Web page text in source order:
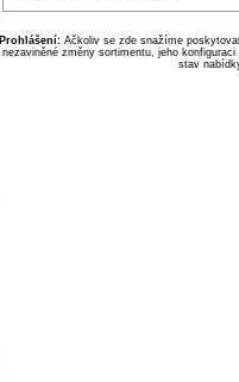
Prohlášení:Ačkoliv se zde snažíme
nezaviněné změny sortimentu, jeho
stav